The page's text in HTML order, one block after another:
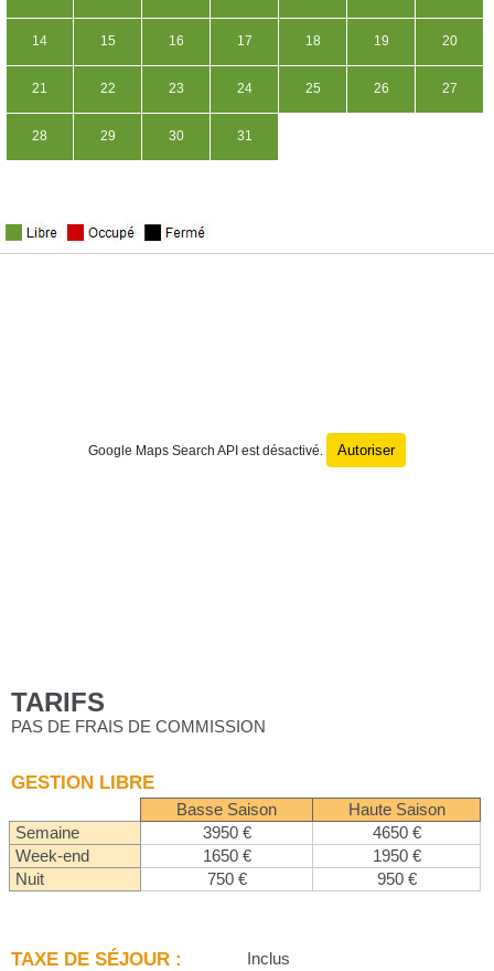
14 15 16 17 18 19 20
21 22 23 24 25 26 27
28 29 30 31
Google Maps Search API est désactivé. Autoriser
TARIFS
PAS DE FRAIS DE COMMISSION
GESTION LIBRE
Basse Saison
Haute Saison
Semaine
3950 €
4650 €
Week-end
1650 €
1950 €
Nuit
750 € 950 €
TAXE DE SÉJOUR : Inclus